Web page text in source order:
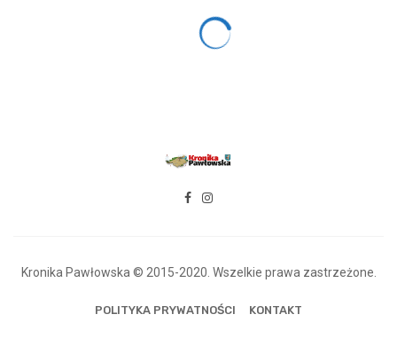
Kronika Pawłowska © 2015-2020. Wszelkie prawa zastrzeżone.
POLITYKA PRYWATNOŚCI KONTAKT